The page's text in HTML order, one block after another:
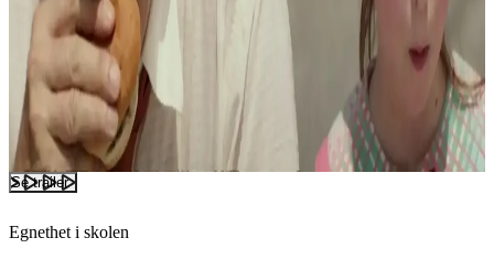
Se trailer
Egnethet i skolen